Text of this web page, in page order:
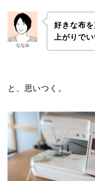
ななみ
好きな布
上がりで
と、思いつく。